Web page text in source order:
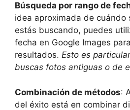
Búsqueda por rango de
idea aproximada de cuándo
estás buscando, puedes
fecha en Google Images
resultados. Esto es
buscas fotos antiguas o de
Combinación de métodos:
del éxito está en combinar